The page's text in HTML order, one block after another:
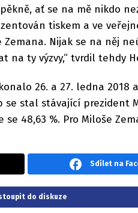
ať se na mě nikdo
tiskem a ve
Nijak se na něj
na ty výzvy,“ tvrdil tehdy
26. a 27. ledna 2018
se stal stávající prezident
se 48,63 %. Pro Miloše
Sdílet na
do diskuze